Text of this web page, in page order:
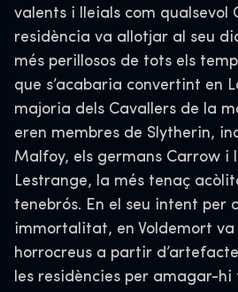
valents i lleials com qualsevol
residència va allotjar al seu
més perillosos de tots els
que s’acabaria convertint en
majoria dels Cavallers de la
eren membres de Slytherin,
Malfoy, els germans Carrow i
Lestrange, la més tenaç
tenebrós. En el seu intent per
immortalitat, en Voldemort va
horrocreus a partir
les residències per amagar-